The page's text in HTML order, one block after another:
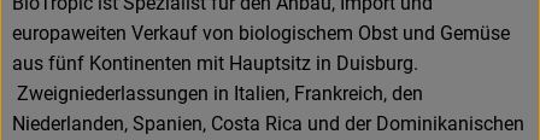
europaweiten Verkauf von biologischem Obst und Gemüse
aus fünf Kontinenten mit Hauptsitz in Duisburg.
Zweigniederlassungen in Italien, Frankreich, den
Niederlanden, Spanien, Costa Rica und der Dominikanischen